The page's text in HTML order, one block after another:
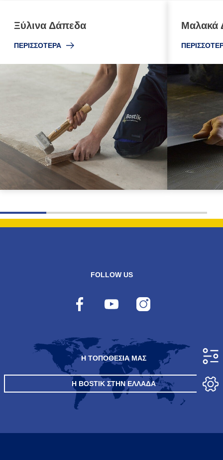
Ξύλινα Δάπεδα
ΠΕΡΙΣΣΟΤΕΡΑ
Μαλακά
FOLLOW US
Η ΤΟΠΟΘΕΣΙΑ ΜΑΣ
Η BOSTIK ΣΤΗΝ ΕΛΛΆΔΑ